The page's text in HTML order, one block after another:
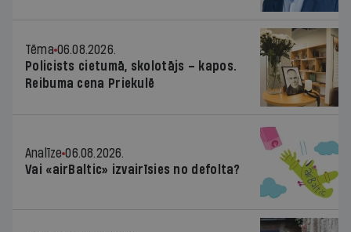
Tēma 06.08.2026.
Policists cietumā, skolotājs – kapos.
Reibuma cena Priekulē
Analīze 06.08.2026.
Vai «airBaltic» izvairīsies no defolta?